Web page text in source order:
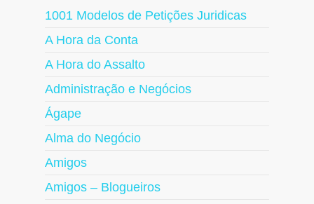
1001 Modelos de Petições Juridicas
A Hora da Conta
A Hora do Assalto
Administração e Negócios
Ágape
Alma do Negócio
Amigos
Amigos – Blogueiros